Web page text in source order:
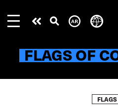
FLAGS OF
Take